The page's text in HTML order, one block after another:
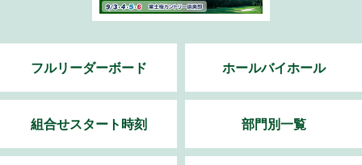
フルリーダーボード ホールバイホール
組合せスタート時刻 部門別一覧